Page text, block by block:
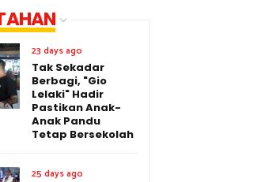
23 days ago
Tak Sekadar
Berbagi, "Gio
Lelaki" Hadir
Pastikan Anak-
Anak Pandu
Tetap Bersekolah
25 days ago